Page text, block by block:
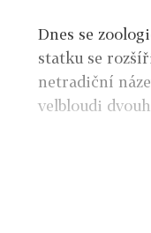
Dnes se
statku se
netradiční
velbloudi